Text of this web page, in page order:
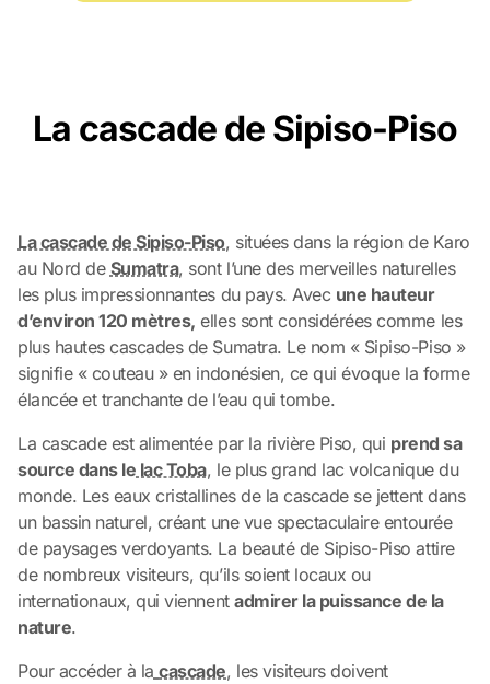
La cascade de Sipiso-Piso
La cascade de Sipiso-Piso, situées dans la région de Karo
au Nord de Sumatra, sont l’une des merveilles naturelles
les plus impressionnantes du pays. Avec une hauteur
d’environ 120 mètres, elles sont considérées comme les
plus hautes cascades de Sumatra. Le nom « Sipiso-Piso »
signifie « couteau » en indonésien, ce qui évoque la forme
élancée et tranchante de l’eau qui tombe.
La cascade est alimentée par la rivière Piso, qui prend sa
source dans le lac Toba, le plus grand lac volcanique du
monde. Les eaux cristallines de la cascade se jettent dans
un bassin naturel, créant une vue spectaculaire entourée
de paysages verdoyants. La beauté de Sipiso-Piso attire
de nombreux visiteurs, qu’ils soient locaux ou
internationaux, qui viennentadmirer la puissance de la
nature.
Pour accéder à la cascade, les visiteurs doivent